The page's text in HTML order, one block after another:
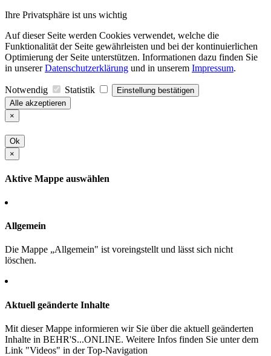
Ihre Privatsphäre ist uns wichtig
Auf dieser Seite werden Cookies verwendet, welche die
Funktionalität der Seite gewährleisten und bei der kontinuierlichen
Optimierung der Seite unterstützen. Informationen dazu finden Sie
in unsererDatenschutzerklärung und in unserem Impressum.
Notwendig Statistik
Einstellung bestätigen
Alle akzeptieren
×
Ok
×
Aktive Mappe auswählen
Allgemein
Die Mappe „Allgemein" ist voreingstellt und lässt sich nicht
löschen.
Aktuell geänderte Inhalte
Mit dieser Mappe informieren wir Sie über die aktuell geänderten
Inhalte in BEHR'S...ONLINE. Weitere Infos finden Sie unter dem
Link "Videos" in der Top-Navigation